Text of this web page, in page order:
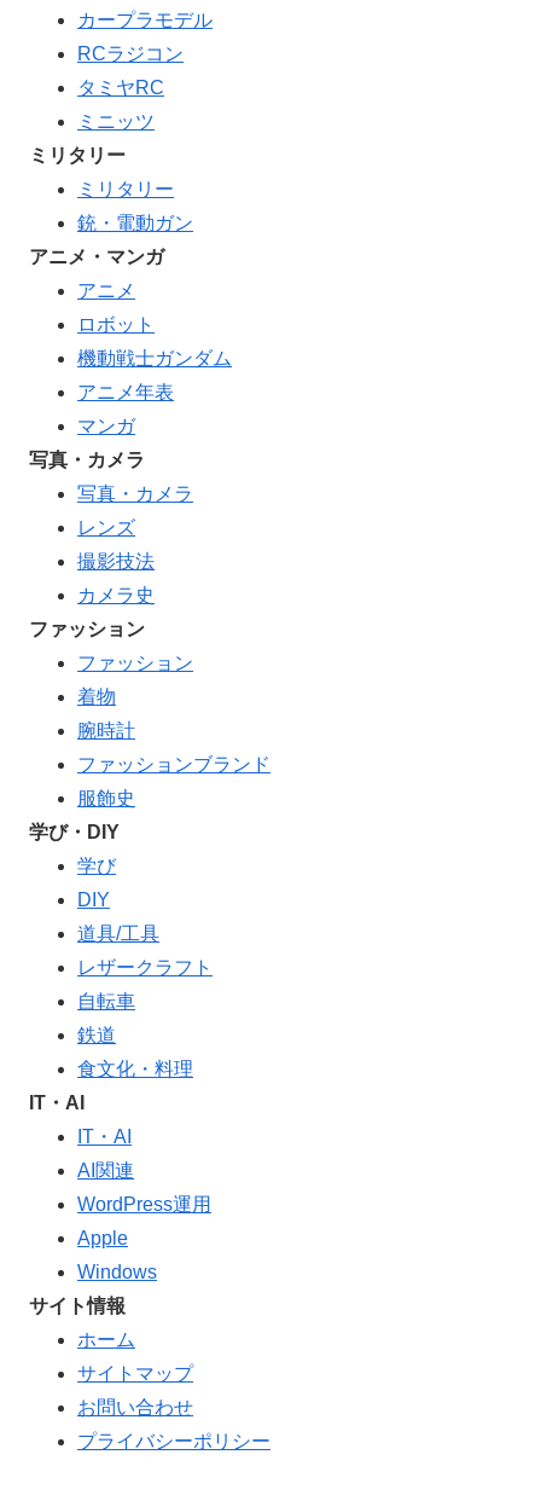
カープラモデル
RCラジコン
タミヤRC
ミニッツ
ミリタリー
ミリタリー
銃・電動ガン
アニメ・マンガ
アニメ
ロボット
機動戦士ガンダム
アニメ年表
マンガ
写真・カメラ
写真・カメラ
レンズ
撮影技法
カメラ史
ファッション
ファッション
着物
腕時計
ファッションブランド
服飾史
学び・DIY
学び
DIY
道具/工具
レザークラフト
自転車
鉄道
食文化・料理
IT・AI
IT・AI
AI関連
WordPress運用
Apple
Windows
サイト情報
ホーム
サイトマップ
お問い合わせ
プライバシーポリシー